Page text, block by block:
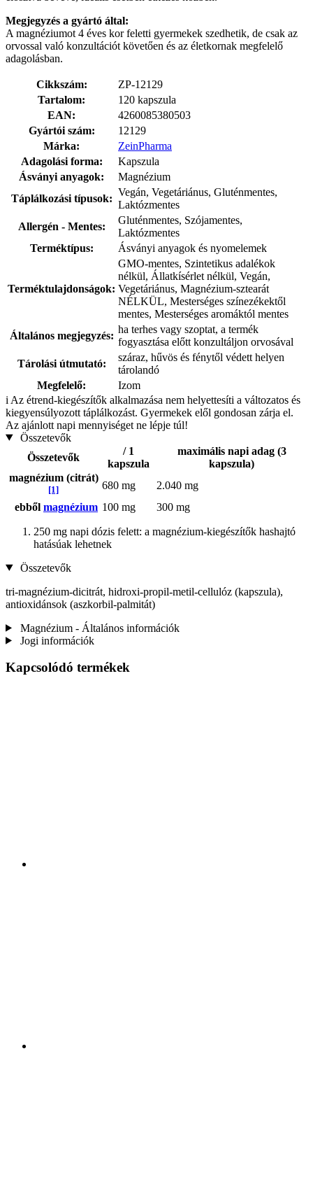
Megjegyzés a gyártó által:
A magnéziumot 4 éves kor feletti gyermekek szedhetik, de csak az
orvossal való konzultációt követően és az életkornak megfelelő
adagolásban.
Cikkszám:
ZP-12129
Tartalom:
120 kapszula
EAN:
4260085380503
Gyártói szám:
12129
Márka:
ZeinPharma
Adagolási forma:
Kapszula
Ásványi anyagok:
Magnézium
Táplálkozási típusok:
Vegán, Vegetáriánus, Gluténmentes,
Laktózmentes
Allergén - Mentes:
Gluténmentes, Szójamentes,
Laktózmentes
Terméktípus:
Ásványi anyagok és nyomelemek
Terméktulajdonságok:
GMO-mentes, Szintetikus adalékok
nélkül, Állatkísérlet nélkül, Vegán,
Vegetáriánus, Magnézium-sztearát
NÉLKÜL, Mesterséges színezékektől
mentes, Mesterséges aromáktól mentes
Általános megjegyzés:
ha terhes vagy szoptat, a termék
fogyasztása előtt konzultáljon orvosával
Tárolási útmutató:
száraz, hűvös és fénytől védett helyen
tárolandó
Megfelelő:
Izom
i Az étrend-kiegészítők alkalmazása nem helyettesíti a változatos és
kiegyensúlyozott táplálkozást. Gyermekek elől gondosan zárja el.
Az ajánlott napi mennyiséget ne lépje túl!
Összetevők
Összetevők
/ 1
kapszula
maximális napi adag (3
kapszula)
magnézium (citrát)
[1] 680 mg
2.040 mg
ebből magnézium 100 mg 300 mg
250 mg napi dózis felett: a magnézium-kiegészítők hashajtó
hatásúak lehetnek
Összetevők
tri-magnézium-dicitrát, hidroxi-propil-metil-cellulóz (kapszula),
antioxidánsok (aszkorbil-palmitát)
Magnézium - Általános információk
Jogi információk
Kapcsolódó termékek